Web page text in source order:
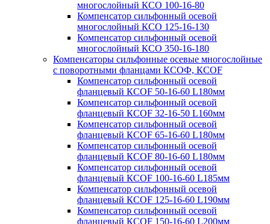
многослойный КСО 100-16-80
Компенсатор сильфонный осевой
многослойный КСО 125-16-130
Компенсатор сильфонный осевой
многослойный КСО 350-16-180
Компенсаторы сильфонные осевые многослойные
с поворотными фланцами КСОФ, КСОF
Компенсатор сильфонный осевой
фланцевый КСОF 50-16-60 L180мм
Компенсатор сильфонный осевой
фланцевый КСОF 32-16-50 L160мм
Компенсатор сильфонный осевой
фланцевый КСОF 65-16-60 L180мм
Компенсатор сильфонный осевой
фланцевый КСОF 80-16-60 L180мм
Компенсатор сильфонный осевой
фланцевый КСОF 100-16-60 L185мм
Компенсатор сильфонный осевой
фланцевый КСОF 125-16-60 L190мм
Компенсатор сильфонный осевой
фланцевый КСОF 150-16-60 L200мм